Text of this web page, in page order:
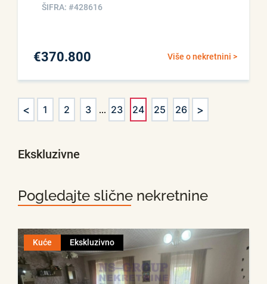
ŠIFRA: #428616
Više o nekretnini >
€370.800
< 1 2 3 ... 23 24 25 26 >
Ekskluzivne
Pogledajte slične nekretnine
Kuće Ekskluzivno